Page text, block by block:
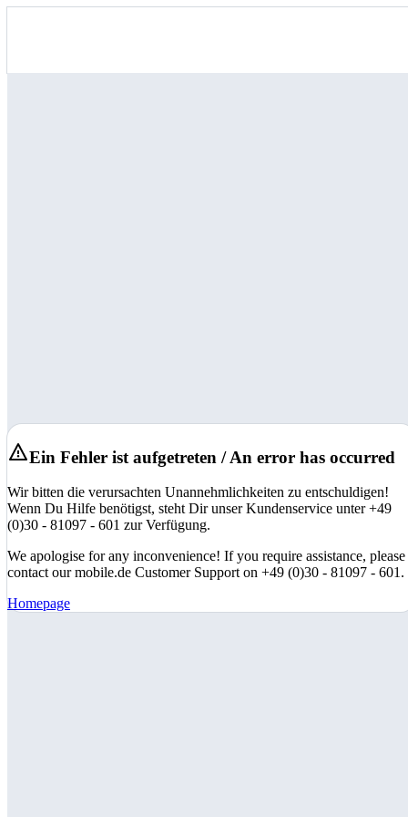
Ein Fehler ist aufgetreten / An error has occurred
Wir bitten die verursachten Unannehmlichkeiten zu entschuldigen!
Wenn Du Hilfe benötigst, steht Dir unser Kundenservice unter +49
(0)30 - 81097 - 601 zur Verfügung.
We apologise for any inconvenience! If you require assistance, please
contact our mobile.de Customer Support on +49 (0)30 - 81097 - 601.
Homepage